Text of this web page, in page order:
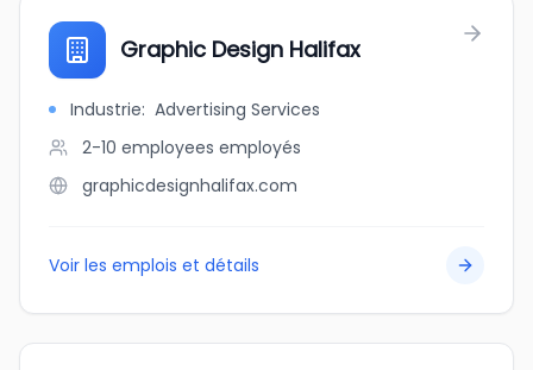
Graphic Design Halifax
Industrie: Advertising Services
2-10 employees employés
graphicdesignhalifax.com
Voir les emplois et détails